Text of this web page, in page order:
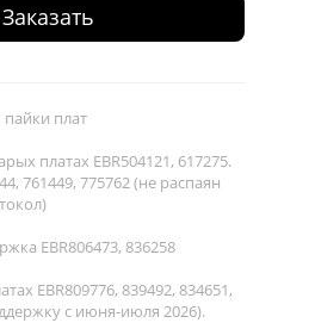
Заказать
плат
платах EBR504121, 617275.
761449, 775762 (не распаян
EBR806473, 836258
EBR809776, 839492, 834651,
с июня-июля 2026).